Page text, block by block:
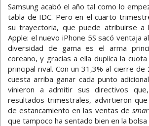
Samsung acabó el año tal como lo
tabla de IDC. Pero en el cuarto
su trayectoria, que puede atribuirse a
Apple: el nuevo iPhone 5S sacó ventaja
diversidad de gama es el arma
coreano, y gracias a ella duplica la
principal rival. Con un 31,3% al cierre
cuesta arriba ganar cada punto
vinieron a admitir sus directivos
resultados trimestrales, advirtieron
de estancamiento en las ventas de
que tampoco ha sentado bien en la bolsa